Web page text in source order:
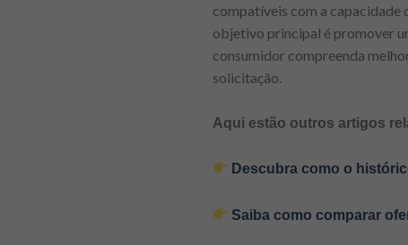
compatíveis com a capacidade
objetivo principal é promover
consumidor compreenda
solicitação.
Aqui estão outros artigos
Descubra como o
Saiba como comparar